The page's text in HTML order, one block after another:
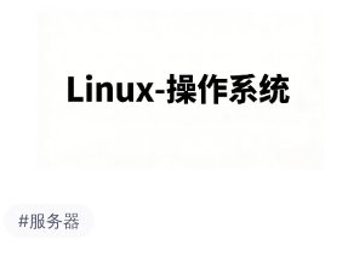
#服务器